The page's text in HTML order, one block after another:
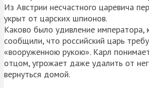
Из Австрии несчастного царевича
укрыт от царских шпионов.
Каково было удивление
сообщили, что российский царь
«вооруженною рукою». Карл
отцом, угрожает даже удалить от
вернуться домой.